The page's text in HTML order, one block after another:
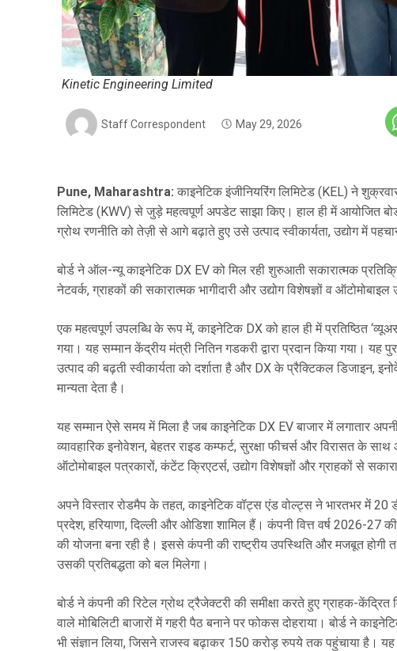
Kinetic Engineering Limited
Staff Correspondent May 29, 2026
Pune, Maharashtra: काइनेटिक इंजीनियरिंग लिमिटेड (KEL) ने
लिमिटेड (KWV) से जुड़े महत्वपूर्ण अपडेट साझा किए। हाल ही में आयोजित
ग्रोथ रणनीति को तेज़ी से आगे बढ़ाते हुए उसे उत्पाद स्वीकार्यता, उद्योग में
बोर्ड ने ऑल-न्यू काइनेटिक DX EV को मिल रही शुरुआती सकारात्मक
नेटवर्क, ग्राहकों की सकारात्मक भागीदारी और उद्योग विशेषज्ञों व
एक महत्वपूर्ण उपलब्धि के रूप में, काइनेटिक DX को हाल ही में प्रतिष्ठित
गया। यह सम्मान केंद्रीय मंत्री नितिन गडकरी द्वारा प्रदान किया गया।
उत्पाद की बढ़ती स्वीकार्यता को दर्शाता है और DX के प्रैक्टिकल डिजाइन,
मान्यता देता है।
यह सम्मान ऐसे समय में मिला है जब काइनेटिक DX EV बाजार में लगातार
व्यावहारिक इनोवेशन, बेहतर राइड कम्फर्ट, सुरक्षा फीचर्स और विरासत के
ऑटोमोबाइल पत्रकारों, कंटेंट क्रिएटर्स, उद्योग विशेषज्ञों और ग्राहकों से
अपने विस्तार रोडमैप के तहत, काइनेटिक वॉट्स एंड वोल्ट्स ने भारतभर में 20
प्रदेश, हरियाणा, दिल्ली और ओडिशा शामिल हैं। कंपनी वित्त वर्ष 2026-
की योजना बना रही है। इससे कंपनी की राष्ट्रीय उपस्थिति और मजबूत
उसकी प्रतिबद्धता को बल मिलेगा।
बोर्ड ने कंपनी की रिटेल ग्रोथ ट्रैजेक्टरी की समीक्षा करते हुए ग्राहक-
वाले मोबिलिटी बाजारों में गहरी पैठ बनाने पर फोकस दोहराया। बोर्ड ने
भी संज्ञान लिया, जिसने राजस्व बढ़ाकर 150 करोड़ रुपये तक पहुंचाया है। यह